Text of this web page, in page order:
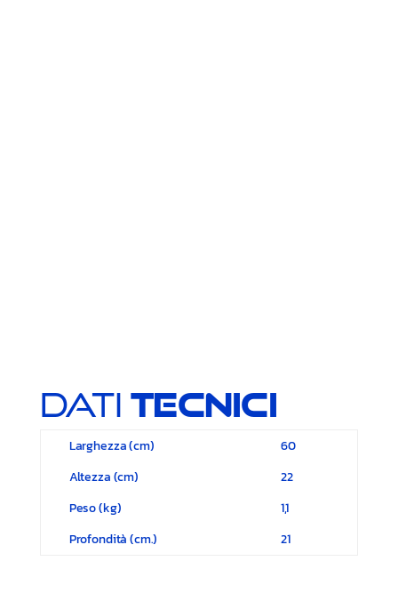
DatiTecnici
Larghezza (cm)
60
Altezza (cm)
22
Peso (kg)
1,1
Profondità (cm.)
21